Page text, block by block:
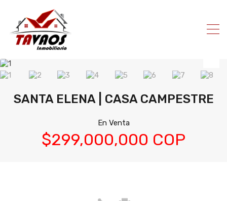
SANTA ELENA | CASA CAMPESTRE
En Venta
$299,000,000 COP